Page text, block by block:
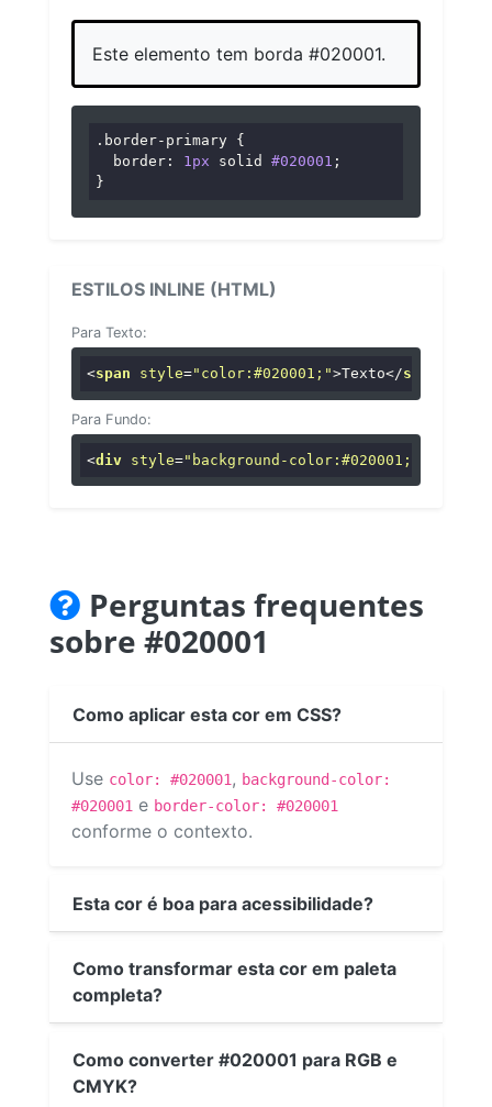
Este elemento tem borda #020001.
.border-primary {
border : 1px solid #020001 ;
}
ESTILOS INLINE (HTML)
Para Texto:
<span style="color:#020001;">Texto</span
Para Fundo:
<div style="background-color:#020001;"
Perguntas frequentes
sobre #020001
Como aplicar esta cor em CSS?
Use color: #020001, background-color:
#020001 e border-color: #020001
conforme o contexto.
Esta cor é boa para acessibilidade?
Como transformar esta cor em paleta
completa?
Como converter #020001 para RGB e
CMYK?